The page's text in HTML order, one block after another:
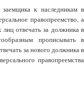
к наследникам в
правопреемство, а
отвечать за должника в
прописывать в
за нового должника в
правопреемства